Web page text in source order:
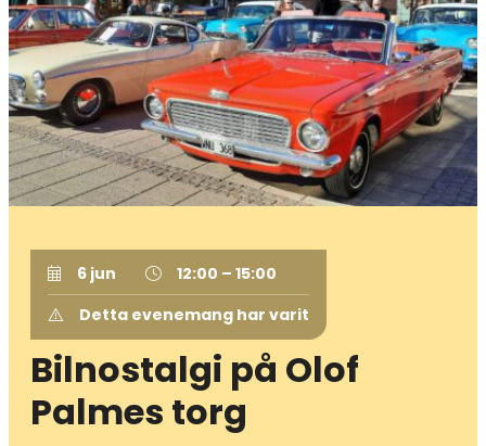
6 jun
12:00 – 15:00
Detta evenemang har varit
Bilnostalgi på Olof
Palmes torg